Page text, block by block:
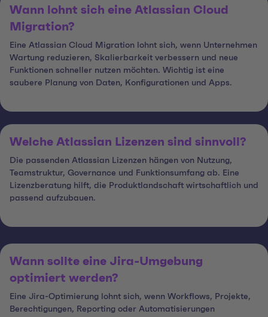
Wann lohnt sich eine Atlassian Cloud
Migration?
Eine Atlassian Cloud Migration lohnt sich, wenn Unternehmen
Wartung reduzieren, Skalierbarkeit verbessern und neue
Funktionen schneller nutzen möchten. Wichtig ist eine
saubere Planung von Daten, Konfigurationen und Apps.
Welche Atlassian Lizenzen sind sinnvoll?
Die passenden Atlassian Lizenzen hängen von Nutzung,
Teamstruktur, Governance und Funktionsumfang ab. Eine
Lizenzberatung hilft, die Produktlandschaft wirtschaftlich und
passend aufzubauen.
Wann sollte eine Jira-Umgebung
optimiert werden?
Eine Jira-Optimierung lohnt sich, wenn Workflows, Projekte,
Berechtigungen, Reporting oder Automatisierungen